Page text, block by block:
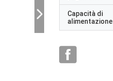
Capacità di
alimentazione